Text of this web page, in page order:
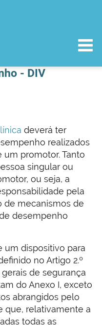
- DIV
deverá ter
realizados
promotor. Tanto
singular ou
ou seja, a
pela
de mecanismos de
desempenho
um dispositivo para
no Artigo 2.º
de segurança
do Anexo I, exceto
abrangidos pelo
que, relativamente a
todas as